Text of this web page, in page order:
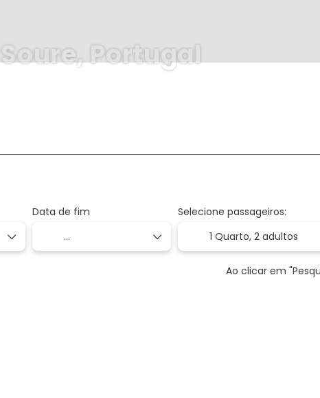
Soure, Portugal
Data de fim
Selecione passageiros:
1 Quarto,2 adultos
Ao clicar em